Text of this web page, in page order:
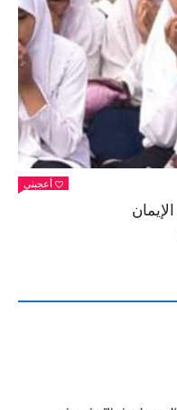
أعجبني